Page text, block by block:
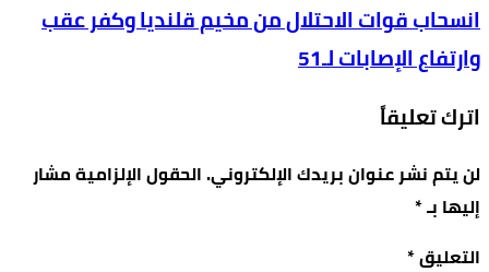
انسحاب قوات الاحتلال من مخيم قلنديا وكفر عقب
وارتفاع الإصابات لـ51
اترك تعليقاً
لن يتم نشر عنوان بريدك الإلكتروني.الحقول الإلزامية مشار
إليها بـ*
التعليق*